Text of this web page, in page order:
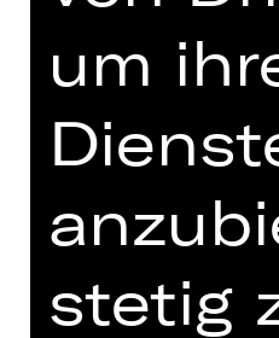
zum letzten Mal in
Termine
um
stetig